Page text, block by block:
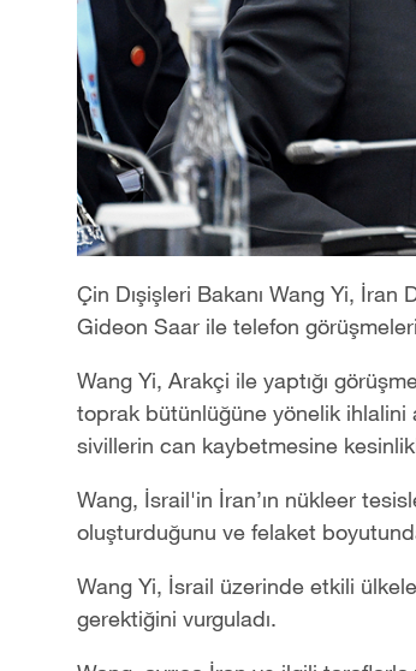
Çin Dışişleri Bakanı Wang Yi, İran
Gideon Saar ile telefon
Wang Yi, Arakçi ile yaptığı
toprak bütünlüğüne yönelik ihlalini
sivillerin can kaybetmesine
Wang, İsrail'in İran’ın nükleer
oluşturduğunu‌ ve felaket
Wang Yi, İsrail üzerinde etkili
gerektiğini vurguladı.